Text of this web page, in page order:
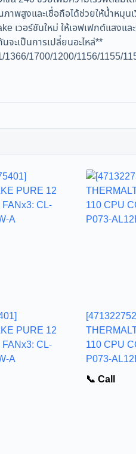
พสูงและเชื่อถือได้ช่วยให้น้ำหมุ
เวอร์ชันใหม่ ให้เอฟเฟกต์แสงแ
ะเป็นการเปลี่ยนอะไหล่**
1700/1200/1156/1155/
PURE 12
CL-
A
110 CPU
P073-
📞 Call